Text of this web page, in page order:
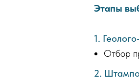
Этапы
1.
Отбор
2.